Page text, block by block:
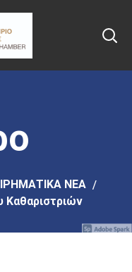
ΝΕΑ
Καθαριστριών